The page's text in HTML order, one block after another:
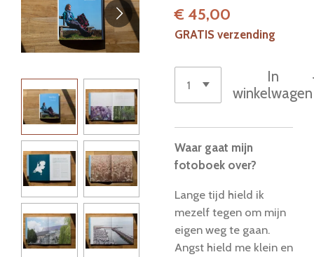
€ 45,00
GRATIS verzending
In
winkelwagen
Waar gaat mijn
fotoboek over?
Lange tijd hield ik
mezelf tegen om mijn
eigen weg te gaan.
Angst hield me klein en